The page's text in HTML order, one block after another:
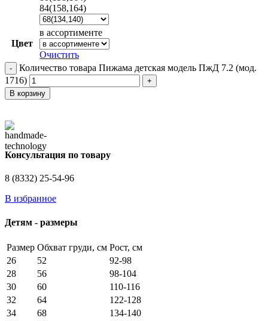
84(158,164)
Цвет
в ассортименте
Очистить
Количество товара Пижама детская модель ПжД 7.2 (мод.
1716)
В корзину
Консультация по товару
8 (8332) 25-54-96
В избранное
Детям - размеры
Размер Обхват груди, см Рост, см
26
52
92-98
28
56
98-104
30
60
110-116
32
64
122-128
34
68
134-140